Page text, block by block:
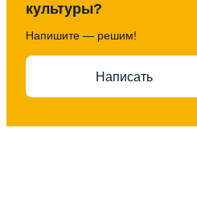
культуры?
Напишите — решим!
Написать